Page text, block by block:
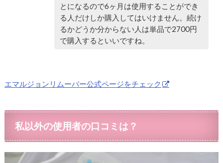
とになるので6ヶ月は使用することができ
る人だけしか購入してはいけません。続け
るかどうか分からない人は単品で2700円
で購入するといいですね。
エマルジョンリムーバー公式ページをチェック
私以外の使用者の口コミは？